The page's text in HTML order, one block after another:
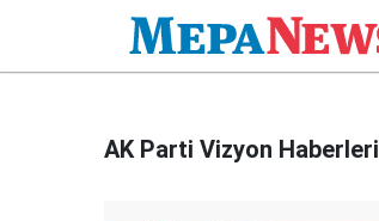
AK Parti Vizyon Haberleri